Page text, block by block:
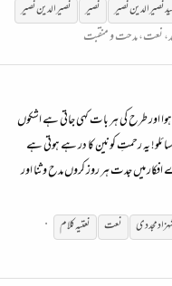
نصیر الدین نصیر نصیر
نصیر الدین نصیر
نعت، مدحت و منقبت
اور طرح کی ہر بات کہی جاتی ہے اشکوں
یہ رحمتِ کونین کا در ہے ہوتی ہے
میں جدت ہر روز کروں مدح و ثنا اور
مجددی نعت نعتیہکلام